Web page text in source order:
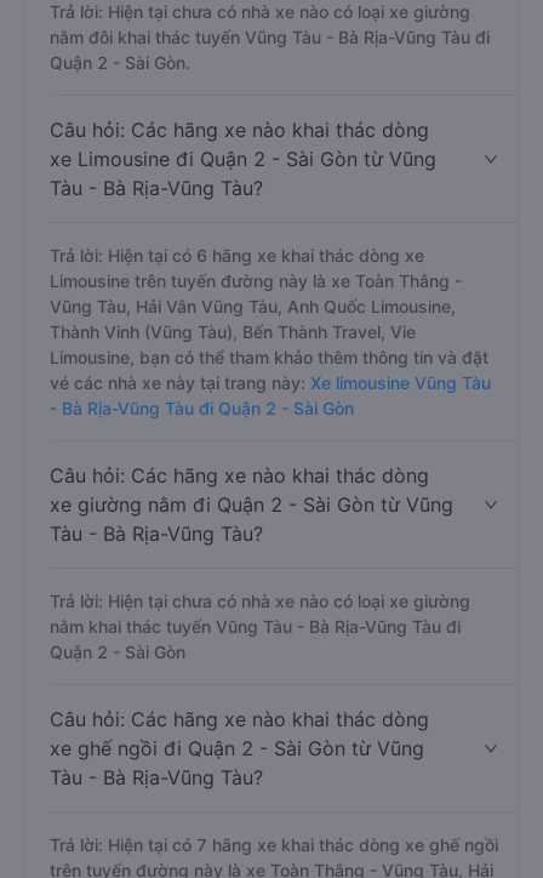
Trả lời: Hiện tại chưa có nhà xe nào có loại xe giường
nằm đôi khai thác tuyến Vũng Tàu - Bà Rịa-Vũng Tàu đi
Quận 2 - Sài Gòn.
Câu hỏi: Các hãng xe nào khai thác dòng
xe Limousine đi Quận 2 - Sài Gòn từ Vũng
Tàu - Bà Rịa-Vũng Tàu?
Trả lời: Hiện tại có 6 hãng xe khai thác dòng xe
Limousine trên tuyến đường này là xe Toàn Thắng -
Vũng Tàu, Hải Vân Vũng Tàu, Anh Quốc Limousine,
Thành Vinh (Vũng Tàu), Bến Thành Travel, Vie
Limousine, bạn có thể tham khảo thêm thông tin và đặt
vé các nhà xe này tại trang này: Xe limousine Vũng Tàu
- Bà Rịa-Vũng Tàu đi Quận 2 - Sài Gòn
Câu hỏi: Các hãng xe nào khai thác dòng
xe giường nằm đi Quận 2 - Sài Gòn từ Vũng
Tàu - Bà Rịa-Vũng Tàu?
Trả lời: Hiện tại chưa có nhà xe nào có loại xe giường
nằm khai thác tuyến Vũng Tàu - Bà Rịa-Vũng Tàu đi
Quận 2 - Sài Gòn
Câu hỏi: Các hãng xe nào khai thác dòng
xe ghế ngồi đi Quận 2 - Sài Gòn từ Vũng
Tàu - Bà Rịa-Vũng Tàu?
Trả lời: Hiện tại có 7 hãng xe khai thác dòng xe ghế ngồi
trên tuyến đường này là xe Toàn Thắng - Vũng Tàu, Hải